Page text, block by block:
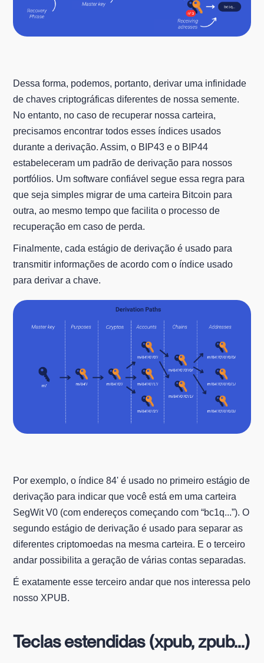
Dessa forma, podemos, portanto, derivar uma infinidade
de chaves criptográficas diferentes de nossa semente.
No entanto, no caso de recuperar nossa carteira,
precisamos encontrar todos esses índices usados
durante a derivação. Assim, o BIP43 e o BIP44
estabeleceram um padrão de derivação para nossos
portfólios. Um software confiável segue essa regra para
que seja simples migrar de uma carteira Bitcoin para
outra, ao mesmo tempo que facilita o processo de
recuperação em caso de perda.
Finalmente, cada estágio de derivação é usado para
transmitir informações de acordo com o índice usado
para derivar a chave.
Por exemplo, o índice 84' é usado no primeiro estágio de
derivação para indicar que você está em uma carteira
SegWit V0 (com endereços começando com “bc1q...”). O
segundo estágio de derivação é usado para separar as
diferentes criptomoedas na mesma carteira. E o terceiro
andar possibilita a geração de várias contas separadas.
É exatamente esse terceiro andar que nos interessa pelo
nosso XPUB.
Teclas estendidas (xpub, zpub...)